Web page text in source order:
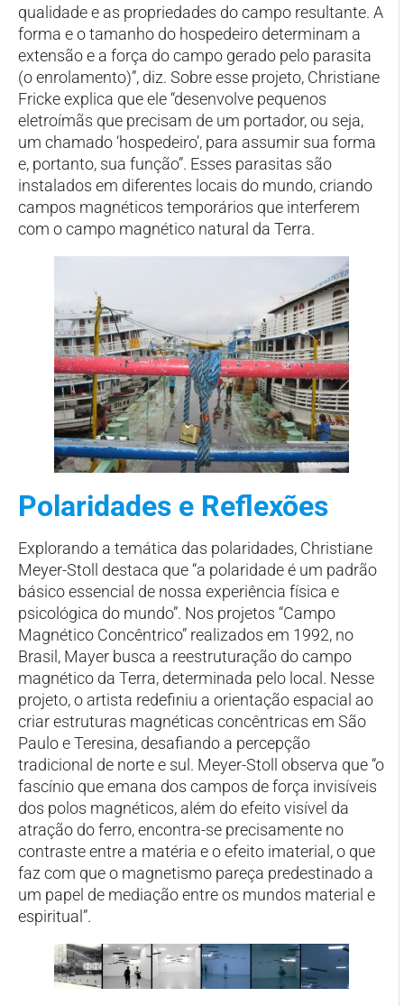
qualidade e as propriedades do campo resultante. A
forma e o tamanho do hospedeiro determinam a
extensão e a força do campo gerado pelo parasita
(o enrolamento)”, diz. Sobre esse projeto, Christiane
Fricke explica que ele “desenvolve pequenos
eletroímãs que precisam de um portador, ou seja,
um chamado ‘hospedeiro’, para assumir sua forma
e, portanto, sua função”. Esses parasitas são
instalados em diferentes locais do mundo, criando
campos magnéticos temporários que interferem
com o campo magnético natural da Terra.
Polaridades e Reflexões
Explorando a temática das polaridades, Christiane
Meyer-Stoll destaca que “a polaridade é um padrão
básico essencial de nossa experiência física e
psicológica do mundo”. Nos projetos “Campo
Magnético Concêntrico” realizados em 1992, no
Brasil, Mayer busca a reestruturação do campo
magnético da Terra, determinada pelo local. Nesse
projeto, o artista redefiniu a orientação espacial ao
criar estruturas magnéticas concêntricas em São
Paulo e Teresina, desafiando a percepção
tradicional de norte e sul. Meyer-Stoll observa que “o
fascínio que emana dos campos de força invisíveis
dos polos magnéticos, além do efeito visível da
atração do ferro, encontra-se precisamente no
contraste entre a matéria e o efeito imaterial, o que
faz com que o magnetismo pareça predestinado a
um papel de mediação entre os mundos material e
espiritual”.